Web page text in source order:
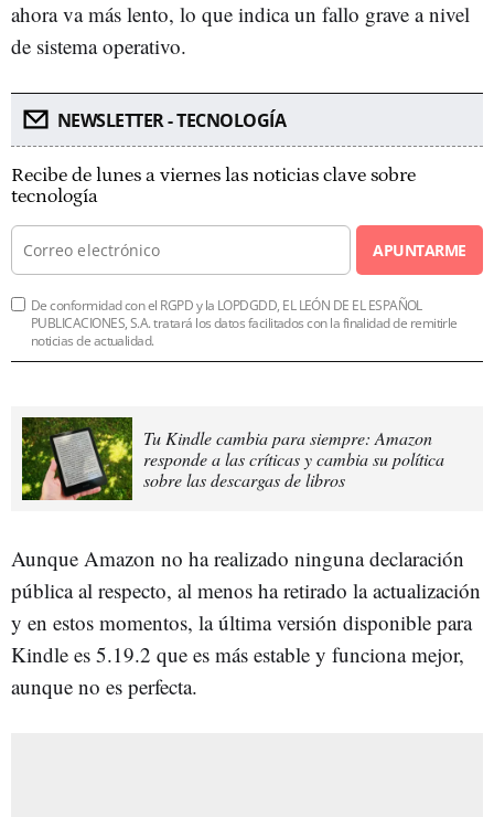
ahora va más lento, lo que indica un fallo grave a nivel
de sistema operativo.
NEWSLETTER - TECNOLOGÍA
Recibe de lunes a viernes las noticias clave sobre
tecnología
APUNTARME
De conformidad con el RGPD y la LOPDGDD, EL LEÓN DE EL ESPAÑOL
PUBLICACIONES, S.A. tratará los datos facilitados con la finalidad de remitirle
noticias de actualidad.
Tu Kindle cambia para siempre: Amazon
responde a las críticas y cambia su política
sobre las descargas de libros
Aunque Amazon no ha realizado ninguna declaración
pública al respecto, al menos ha retirado la actualización
y en estos momentos, la última versión disponible para
Kindle es 5.19.2 que es más estable y funciona mejor,
aunque no es perfecta.